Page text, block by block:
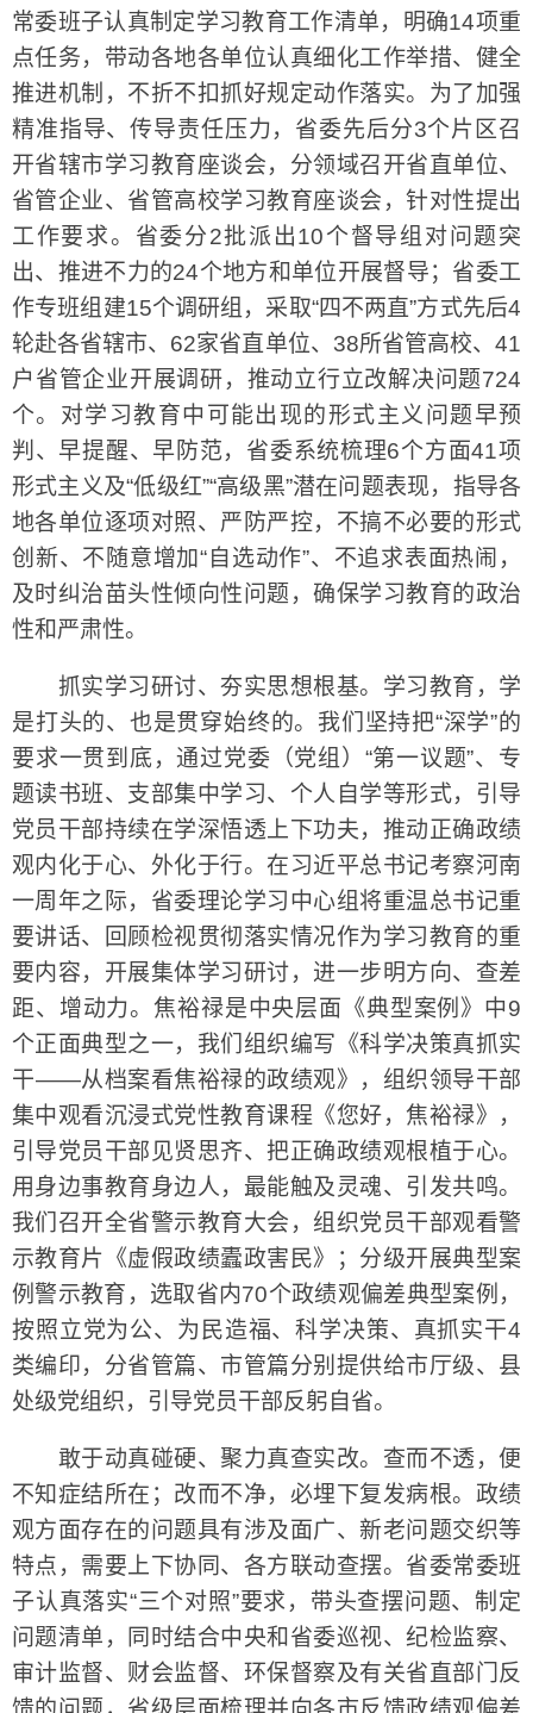
常委班子认真制定学习教育工作清单，明确14项重
点任务，带动各地各单位认真细化工作举措、健全
推进机制，不折不扣抓好规定动作落实。为了加强
精准指导、传导责任压力，省委先后分3个片区召
开省辖市学习教育座谈会，分领域召开省直单位、
省管企业、省管高校学习教育座谈会，针对性提出
工作要求。省委分2批派出10个督导组对问题突
出、推进不力的24个地方和单位开展督导；省委工
作专班组建15个调研组，采取“四不两直”方式先后4
轮赴各省辖市、62家省直单位、38所省管高校、41
户省管企业开展调研，推动立行立改解决问题724
个。对学习教育中可能出现的形式主义问题早预
判、早提醒、早防范，省委系统梳理6个方面41项
形式主义及“低级红”“高级黑”潜在问题表现，指导各
地各单位逐项对照、严防严控，不搞不必要的形式
创新、不随意增加“自选动作”、不追求表面热闹，
及时纠治苗头性倾向性问题，确保学习教育的政治
性和严肃性。
抓实学习研讨、夯实思想根基。学习教育，学
是打头的、也是贯穿始终的。我们坚持把“深学”的
要求一贯到底，通过党委（党组）“第一议题”、专
题读书班、支部集中学习、个人自学等形式，引导
党员干部持续在学深悟透上下功夫，推动正确政绩
观内化于心、外化于行。在习近平总书记考察河南
一周年之际，省委理论学习中心组将重温总书记重
要讲话、回顾检视贯彻落实情况作为学习教育的重
要内容，开展集体学习研讨，进一步明方向、查差
距、增动力。焦裕禄是中央层面《典型案例》中9
个正面典型之一，我们组织编写《科学决策真抓实
干——从档案看焦裕禄的政绩观》，组织领导干部
集中观看沉浸式党性教育课程《您好，焦裕禄》，
引导党员干部见贤思齐、把正确政绩观根植于心。
用身边事教育身边人，最能触及灵魂、引发共鸣。
我们召开全省警示教育大会，组织党员干部观看警
示教育片《虚假政绩蠹政害民》；分级开展典型案
例警示教育，选取省内70个政绩观偏差典型案例，
按照立党为公、为民造福、科学决策、真抓实干4
类编印，分省管篇、市管篇分别提供给市厅级、县
处级党组织，引导党员干部反躬自省。
敢于动真碰硬、聚力真查实改。查而不透，便
不知症结所在；改而不净，必埋下复发病根。政绩
观方面存在的问题具有涉及面广、新老问题交织等
特点，需要上下协同、各方联动查摆。省委常委班
子认真落实“三个对照”要求，带头查摆问题、制定
问题清单，同时结合中央和省委巡视、纪检监察、
审计监督、财会监督、环保督察及有关省直部门反